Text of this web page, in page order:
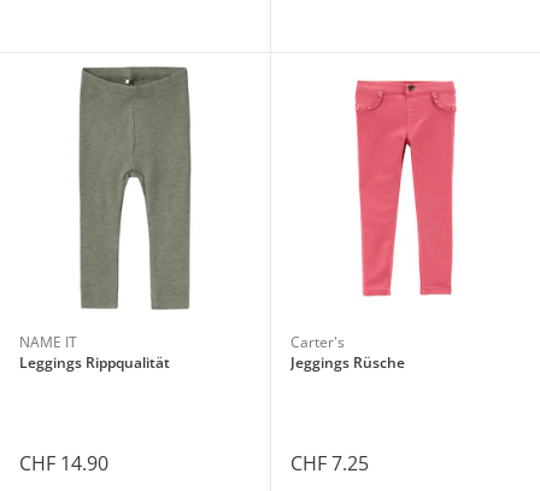
NAME IT
Leggings Rippqualität
CHF 14.90
Carter's
Jeggings Rüsche
CHF 7.25